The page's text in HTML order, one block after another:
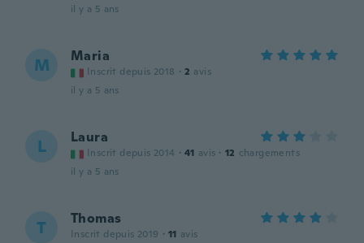
il y a 5 ans
M Maria
Inscrit depuis 2018 · 2 avis
il y a 5 ans
L Laura
Inscrit depuis 2014 · 41 avis · 12 chargements
il y a 5 ans
T Thomas
Inscrit depuis 2019 · 11 avis